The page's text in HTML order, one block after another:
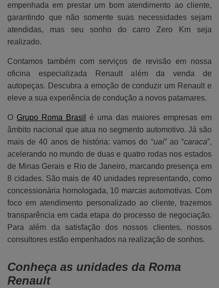
empenhada em prestar um bom atendimento ao cliente,
garantindo que não somente suas necessidades sejam
atendidas, mas seu sonho do carro Zero Km seja
realizado.
Contamos também com serviços de revisão em nossa
oficina especializada Renault além da venda de
autopeças. Descubra a emoção de conduzir um Renault e
eleve a sua experiência de condução a novos patamares.
O Grupo Roma Brasil
é uma das maiores empresas em
âmbito nacional que atua no segmento automotivo. Já são
mais de 40 anos de história: vamos do “uai” ao “caraca”,
acelerando no mundo de duas e quatro rodas nos estados
de Minas Gerais e Rio de Janeiro, marcando presença em
8 cidades. São mais de 40 unidades representando, como
concessionária homologada, 10 marcas automotivas. Com
foco em atendimento personalizado ao cliente, trazemos
transparência em cada etapa do processo de negociação.
Para além da satisfação dos nossos clientes, nossos
consultores estão empenhados na realização de sonhos.
Conheça as unidades da Roma
Renault